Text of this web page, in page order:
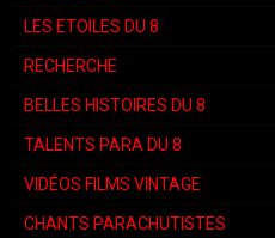
LES ETOILES DU 8
RECHERCHE
BELLES HISTOIRES DU 8
TALENTS PARA DU 8
VIDÉOS FILMS VINTAGE
CHANTS PARACHUTISTES